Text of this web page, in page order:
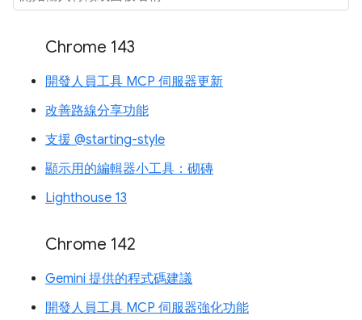
Chrome 143
開發人員工具 MCP 伺服器更新
改善路線分享功能
支援 @starting-style
顯示用的編輯器小工具：砌磚
Lighthouse 13
Chrome 142
Gemini 提供的程式碼建議
開發人員工具 MCP 伺服器強化功能